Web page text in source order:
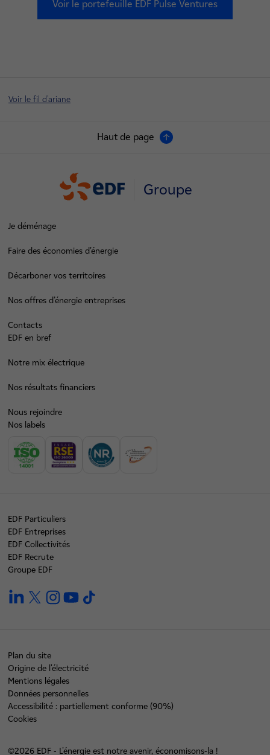
Voir le portefeuille EDF Pulse Ventures
Voir le fil d'ariane
Haut de page
Groupe
Je déménage
Faire des économies d’énergie
Décarboner vos territoires
Nos offres d’énergie entreprises
Contacts
EDF en bref
Notre mix électrique
Nos résultats financiers
Nous rejoindre
Nos labels
EDF Particuliers
EDF Entreprises
EDF Collectivités
EDF Recrute
Groupe EDF
linkedintwitterinstagramyoutube
Plan du site
Origine de l'électricité
Mentions légales
Données personnelles
Accessibilité : partiellement conforme (90%)
Cookies
©2026 EDF - L'énergie est notre avenir, économisons-la !